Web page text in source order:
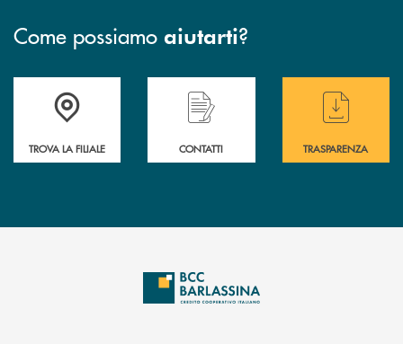
Come possiamo aiutarti?
Accedi all' elenco completo delle filiali di BCC Barlassina.
TROVA LA FILIALE
Hai bisogno di assistenza immediata ?
CONTATTI
Hai bisogno di
TRASPARENZA